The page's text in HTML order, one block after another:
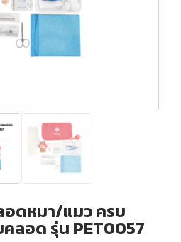
ดหมา/แมว ครบ
ลอด รุ่น PET0057